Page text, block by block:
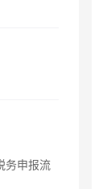
务申报流